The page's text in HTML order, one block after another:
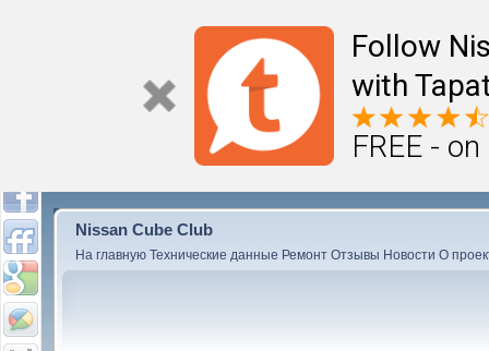
Follow
with
FREE -
Nissan Cube Club
На главную Технические данные Ремонт Отзывы Новости О